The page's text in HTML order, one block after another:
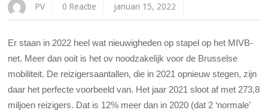
PV 0 Reactie januari 15, 2022
Er staan in 2022 heel wat nieuwigheden op stapel op het MIVB-
net. Meer dan ooit is het ov noodzakelijk voor de Brusselse
mobiliteit. De reizigersaantallen, die in 2021 opnieuw stegen, zijn
daar het perfecte voorbeeld van. Het jaar 2021 sloot af met 273,8
miljoen reizigers. Dat is 12% meer dan in 2020 (dat 2 ‘normale’